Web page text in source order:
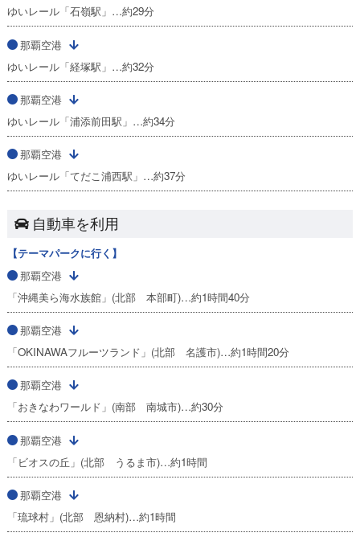
ゆいレール「石嶺駅」…約29分
那覇空港
ゆいレール「経塚駅」…約32分
那覇空港
ゆいレール「浦添前田駅」…約34分
那覇空港
ゆいレール「てだこ浦西駅」…約37分
自動車を利用
【テーマパークに行く】
那覇空港
「沖縄美ら海水族館」(北部 本部町)…約1時間40分
那覇空港
「OKINAWAフルーツランド」(北部 名護市)…約1時間20分
那覇空港
「おきなわワールド」(南部 南城市)…約30分
那覇空港
「ビオスの丘」(北部 うるま市)…約1時間
那覇空港
「琉球村」(北部 恩納村)…約1時間